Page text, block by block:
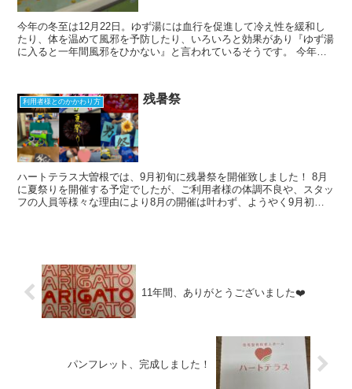
今年の冬至は12月22日。ゆず湯には血行を促進して冷え性を緩和し
たり、体を温めて風邪を予防したり、いろいろと効果があり『ゆず湯
に入ると一年間風邪をひかない』と言われているそうです。 今年も
利用者様とのかかわり方 残暑祭
ハートテラス大曽根では、9月初旬に残暑祭を開催致しました！ 8月
に夏祭りを開催する予定でしたが、ご利用者様の体調不良や、スタッ
フの人員等様々な理由により8月の開催は叶わず、ようやく9月初旬
11年間、ありがとうございました❤️
パンフレット、完成しました！